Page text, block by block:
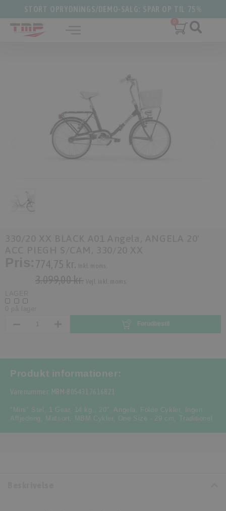
STORT OPRYDNINGS/DEMO-SALG: SPAR OP TIL 75%
Forudbestil
Produkt informationer:
Varenummer: MBM-8054317616821
"Mini" Stel , 1 Gear, 14 kg. , 20",Angela, Folde Cykler,
Ingen
Affjedring , Matsort, MBM Cykler, One Size - 29 cm, Traditionel